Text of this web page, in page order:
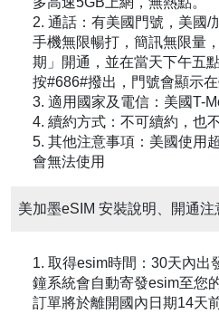
2. 通話：有美國門號，美國/
手機無限暢打，簡訊無限量
期」開通，並在當天下午五
按#686#撥出，門號會顯示
3. 適用國家及電信：美國T-
4. 續約方式：不可續約，也
5. 其他注意事項：美國使用
會無法使用
美加墨eSIM 安裝說明、開通注
1. 取得esim時間：30天內出
鐘系統會自動寄發esim至您
訂單將於離開國內日期14天